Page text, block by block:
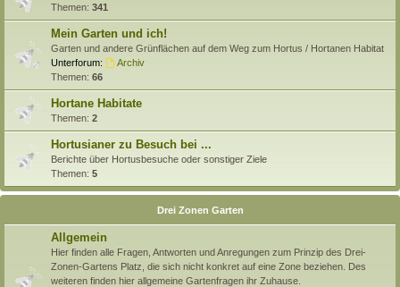
Themen: 341
Mein Garten und ich!
Garten und andere Grünflächen auf dem Weg zum Hortus / Hortanen Habitat
Unterforum:
Archiv
Themen: 66
Hortane Habitate
Themen: 2
Hortusianer zu Besuch bei ...
Berichte über Hortusbesuche oder sonstiger Ziele
Themen: 5
Drei Zonen Garten
Allgemein
Hier finden alle Fragen, Antworten und Anregungen zum Prinzip des Drei-
Zonen-Gartens Platz, die sich nicht konkret auf eine Zone beziehen. Des
weiteren finden hier allgemeine Gartenfragen ihr Zuhause.